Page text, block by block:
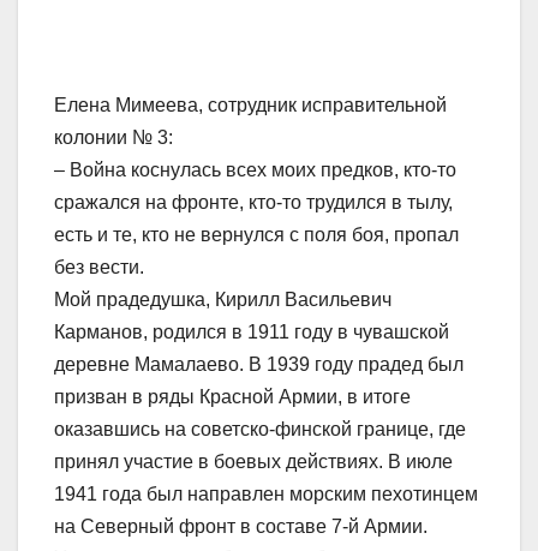
Елена Мимеева, сотрудник исправительной
колонии № 3:
– Война коснулась всех моих предков, кто-то
сражался на фронте, кто-то трудился в тылу,
есть и те, кто не вернулся с поля боя, пропал
без вести.
Мой прадедушка, Кирилл Васильевич
Карманов, родился в 1911 году в чувашской
деревне Мамалаево. В 1939 году прадед был
призван в ряды Красной Армии, в итоге
оказавшись на советско-финской границе, где
принял участие в боевых действиях. В июле
1941 года был направлен морским пехотинцем
на Северный фронт в составе 7-й Армии.